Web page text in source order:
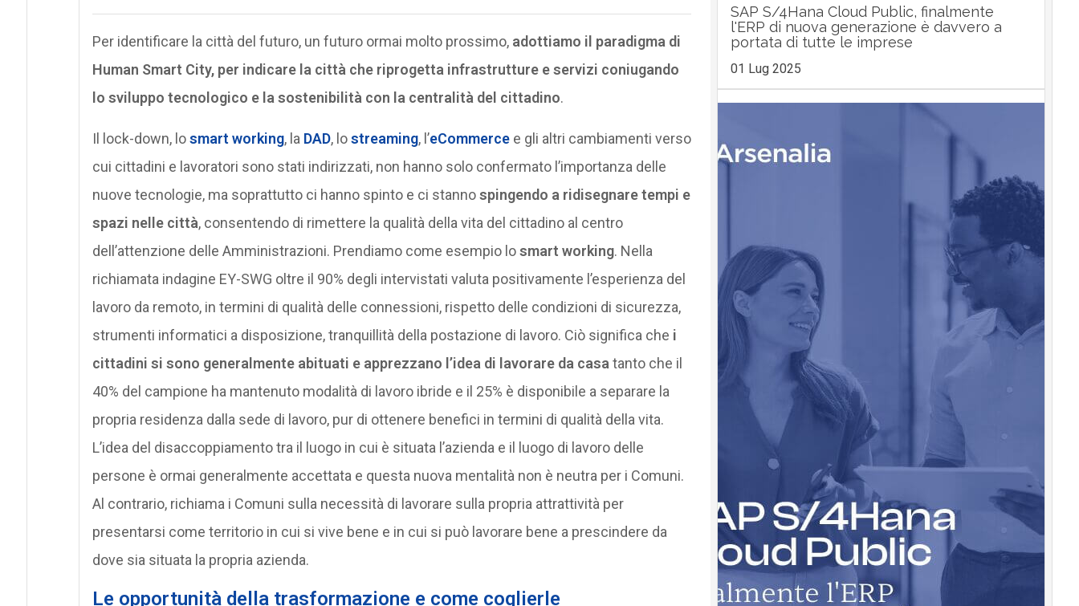
Per identificare la città del futuro, un futuro ormai molto prossimo, adottiamo il paradigma di
Human Smart City, per indicare la città che riprogetta infrastrutture e servizi coniugando
lo sviluppo tecnologico e la sostenibilità con la centralità del cittadino.
Il lock-down, losmart working, la DAD, lostreaming, l’eCommercee gli altri cambiamenti verso
cui cittadini e lavoratori sono stati indirizzati, non hanno solo confermato l’importanza delle
nuove tecnologie, ma soprattutto ci hanno spinto e ci stannospingendo a ridisegnare tempi e
spazi nelle città, consentendo di rimettere la qualità della vita del cittadino al centro
dell’attenzione delle Amministrazioni. Prendiamo come esempio losmart working. Nella
richiamata indagine EY-SWG oltre il 90% degli intervistati valuta positivamente l’esperienza del
lavoro da remoto, in termini di qualità delle connessioni, rispetto delle condizioni di sicurezza,
strumenti informatici a disposizione, tranquillità della postazione di lavoro. Ciò significa che i
cittadini si sono generalmente abituati e apprezzano l’idea di lavorare da casa tanto che il
40% del campione ha mantenuto modalità di lavoro ibride e il 25% è disponibile a separare la
propria residenza dalla sede di lavoro, pur di ottenere benefici in termini di qualità della vita.
L’idea del disaccoppiamento tra il luogo in cui è situata l’azienda e il luogo di lavoro delle
persone è ormai generalmente accettata e questa nuova mentalità non è neutra per i Comuni.
Al contrario, richiama i Comuni sulla necessità di lavorare sulla propria attrattività per
presentarsi come territorio in cui si vive bene e in cui si può lavorare bene a prescindere da
dove sia situata la propria azienda.
Le opportunità della trasformazione e come coglierle
SAP S/4Hana Cloud Public, finalmente
l'ERP di nuova generazione è davvero a
portata di tutte le imprese
01 Lug 2025